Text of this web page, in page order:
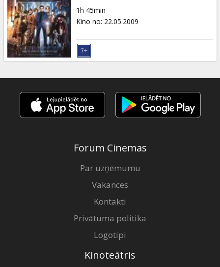
1h 45min
Kino no: 22.05.2009
Forum Cinemas
Par uzņēmumu
Vakances
Kontakti
Privātuma politika
Logotipi
Kinoteātris